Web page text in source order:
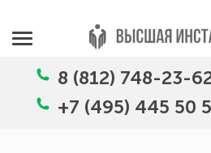
8 (812) 748-23-
+7 (495) 445 50